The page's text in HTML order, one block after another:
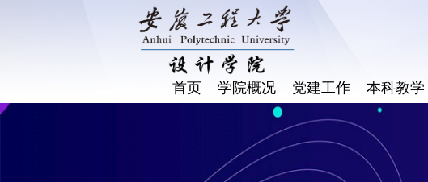
首页 学院概况 党建工作 本科教学